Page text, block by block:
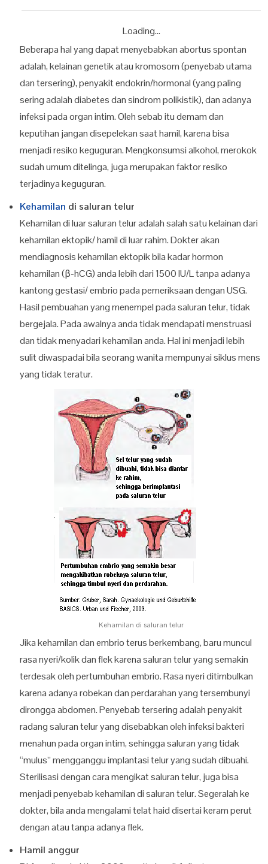
Loading...
Beberapa hal yang dapat menyebabkan abortus spontan
adalah, kelainan genetik atau kromosom (penyebab utama
dan tersering), penyakit endokrin/hormonal (yang paling
sering adalah diabetes dan sindrom polikistik), dan adanya
infeksi pada organ intim. Oleh sebab itu demam dan
keputihan jangan disepelekan saat hamil, karena bisa
menjadi resiko keguguran. Mengkonsumsi alkohol, merokok
sudah umum ditelinga, juga merupakan faktor resiko
terjadinya keguguran.
Kehamilan di saluran telur
Kehamilan di luar saluran telur adalah salah satu kelainan dari
kehamilan ektopik/ hamil di luar rahim. Dokter akan
mendiagnosis kehamilan ektopik bila kadar hormon
kehamilan (β-hCG) anda lebih dari 1500 IU/L tanpa adanya
kantong gestasi/ embrio pada pemeriksaan dengan USG.
Hasil pembuahan yang menempel pada saluran telur, tidak
bergejala. Pada awalnya anda tidak mendapati menstruasi
dan tidak menyadari kehamilan anda. Hal ini menjadi lebih
sulit diwaspadai bila seorang wanita mempunyai siklus mens
yang tidak teratur.
Kehamilan di saluran telur
Jika kehamilan dan embrio terus berkembang, baru muncul
rasa nyeri/kolik dan flek karena saluran telur yang semakin
terdesak oleh pertumbuhan embrio. Rasa nyeri ditimbulkan
karena adanya robekan dan perdarahan yang tersembunyi
dirongga abdomen. Penyebab tersering adalah penyakit
radang saluran telur yang disebabkan oleh infeksi bakteri
menahun pada organ intim, sehingga saluran yang tidak
“mulus” mengganggu implantasi telur yang sudah dibuahi.
Sterilisasi dengan cara mengikat saluran telur, juga bisa
menjadi penyebab kehamilan di saluran telur. Segeralah ke
dokter, bila anda mengalami telat haid disertai keram perut
dengan atau tanpa adanya flek.
Hamil anggur